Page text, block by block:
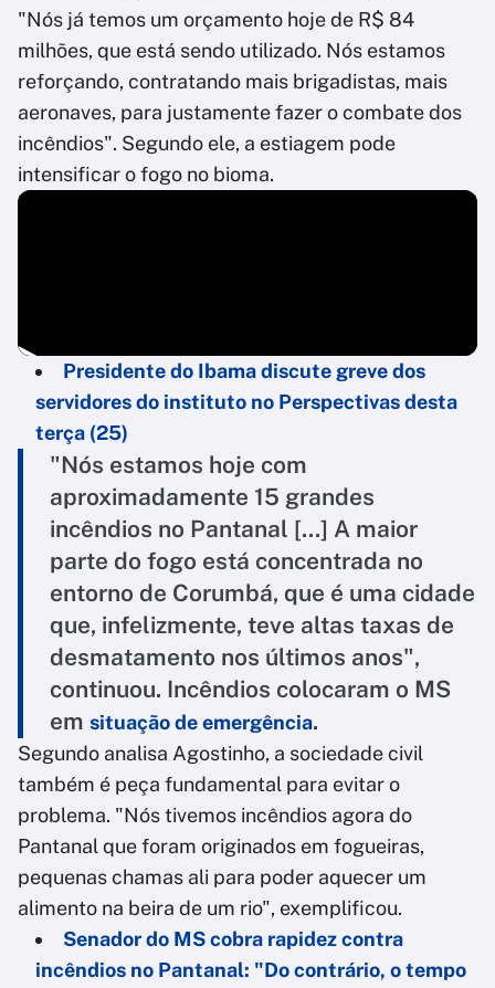
"Nós já temos um orçamento hoje de R$ 84
milhões, que está sendo utilizado. Nós estamos
reforçando, contratando mais brigadistas, mais
aeronaves, para justamente fazer o combate dos
incêndios". Segundo ele, a estiagem pode
intensificar o fogo no bioma.
Presidente do Ibama discute greve dos
servidores do instituto no Perspectivas desta
terça (25)
"Nós estamos hoje com
aproximadamente 15 grandes
incêndios no Pantanal [...] A maior
parte do fogo está concentrada no
entorno de Corumbá, que é uma cidade
que, infelizmente, teve altas taxas de
desmatamento nos últimos anos",
continuou. Incêndios colocaram o MS
em situação de emergência.
Segundo analisa Agostinho, a sociedade civil
também é peça fundamental para evitar o
problema. "Nós tivemos incêndios agora do
Pantanal que foram originados em fogueiras,
pequenas chamas ali para poder aquecer um
alimento na beira de um rio", exemplificou.
Senador do MS cobra rapidez contra
incêndios no Pantanal: "Do contrário, o tempo